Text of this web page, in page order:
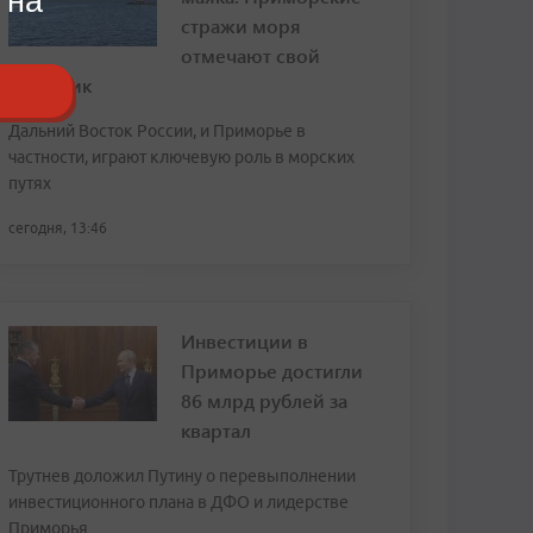
стражи моря
отмечают свой
праздник
Дальний Восток России, и Приморье в
частности, играют ключевую роль в морских
путях
сегодня, 13:46
Инвестиции в
Приморье достигли
86 млрд рублей за
квартал
Трутнев доложил Путину о перевыполнении
инвестиционного плана в ДФО и лидерстве
Приморья